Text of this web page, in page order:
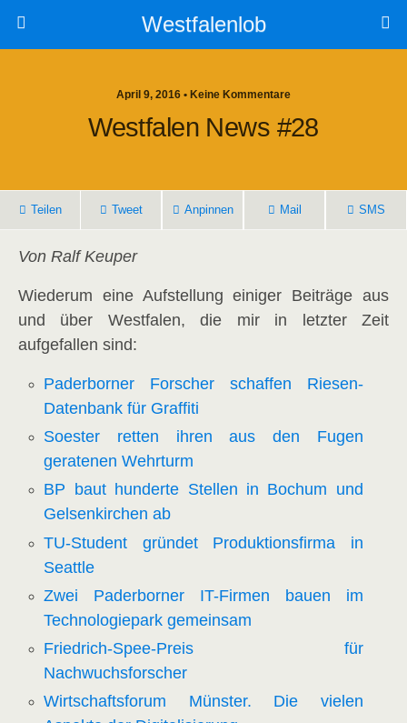
Westfalenlob
April 9, 2016 • Keine Kommentare
Westfalen News #28
Teilen Tweet Anpinnen Mail SMS
Von Ralf Keuper
Wiederum eine Aufstellung einiger Beiträge aus
und über Westfalen, die mir in letzter Zeit
aufgefallen sind:
Paderborner Forscher schaffen Riesen-
Datenbank für Graffiti
Soester retten ihren aus den Fugen
geratenen Wehrturm
BP baut hunderte Stellen in Bochum und
Gelsenkirchen ab
TU-Student gründet Produktionsfirma in
Seattle
Zwei Paderborner IT-Firmen bauen im
Technologiepark gemeinsam
Friedrich-Spee-Preis für
Nachwuchsforscher
Wirtschaftsforum Münster. Die vielen